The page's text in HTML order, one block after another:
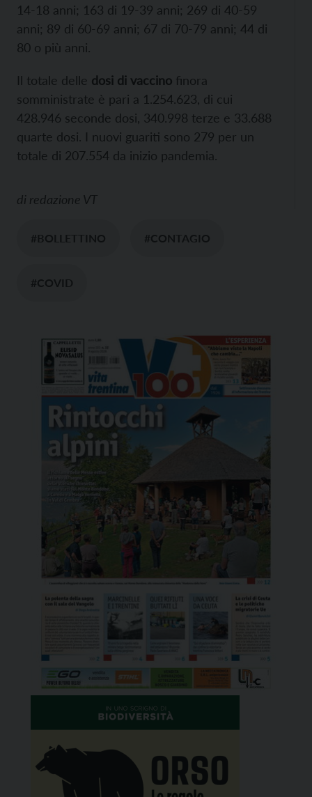
14-18 anni; 163 di 19-39 anni; 269 di 40-59
anni; 89 di 60-69 anni; 67 di 70-79 anni; 44 di
80 o più anni.
Il totale delle dosi di vaccino finora
somministrate è pari a 1.254.623, di cui
428.946 seconde dosi, 340.998 terze e 33.688
quarte dosi. I nuovi guariti sono 279 per un
totale di 207.554 da inizio pandemia.
di redazione VT
#BOLLETTINO #CONTAGIO
#COVID